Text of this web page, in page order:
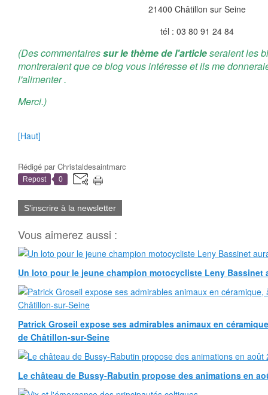
21400 Châtillon sur Seine
tél : 03 80 91 24 84
(Des commentairessur le thème de l'articleseraient les
montreraient que ce blog vous intéresse et ils me
l'alimenter .
Merci.)
[Haut]
Rédigé parChristaldesaintmarc
Repost 0
S'inscrire à la newsletter
Vous aimerez aussi :
Un loto pour le jeune champion motocycliste Leny Bassinet
Patrick Groseil expose ses admirables animaux en
de Châtillon-sur-Seine
Le château de Bussy-Rabutin propose des animations en